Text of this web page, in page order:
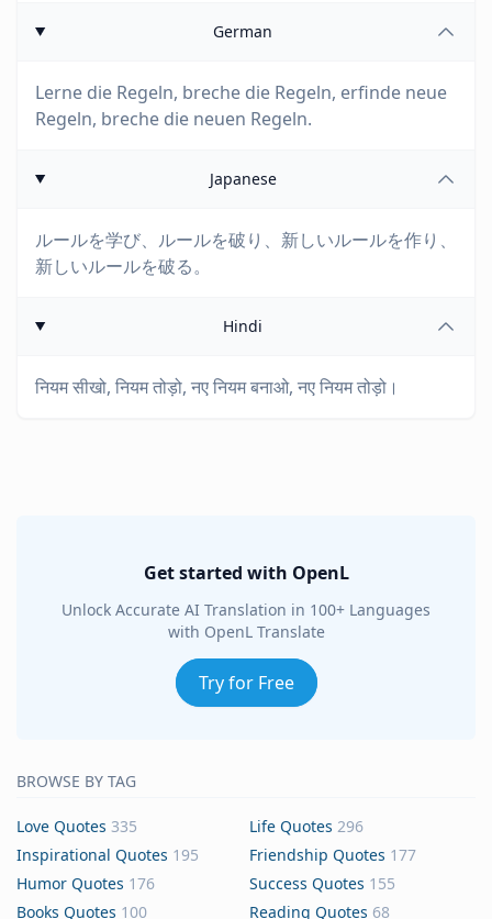
German
Lerne die Regeln, breche die Regeln, erfinde neue
Regeln, breche die neuen Regeln.
Japanese
ルールを学び、ルールを破り、新しいルールを作り、
新しいルールを破る。
Hindi
नियम सीखो, नियम तोड़ो, नए नियम बनाओ, नए नियम तोड़ो।
Get started with OpenL
Unlock Accurate AI Translation in 100+ Languages
with OpenL Translate
Try for Free
BROWSE BY TAG
Love Quotes 335 Life Quotes 296
Inspirational Quotes 195 Friendship Quotes 177
Humor Quotes 176 Success Quotes 155
Books Quotes 100 Reading Quotes 68